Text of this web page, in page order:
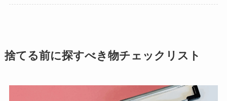
捨てる前に探すべき物チェックリスト